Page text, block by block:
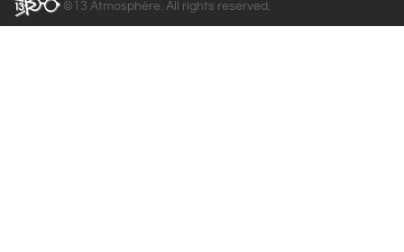
©13 Atmosphère. All rights reserved.